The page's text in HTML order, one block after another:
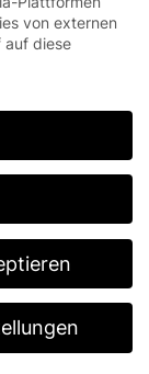
bietet
Bollard
gebohrten
Anpassung,
von externen
auf diese